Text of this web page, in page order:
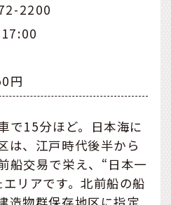
2200
円
で15分ほど。日本海に
は、江戸時代後半から
船交易で栄え、“日本一
リアです。北前船の船